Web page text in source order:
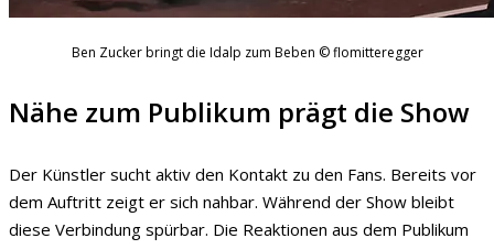
Ben Zucker bringt die Idalp zum Beben © flomitteregger
Nähe zum Publikum prägt die Show
Der Künstler sucht aktiv den Kontakt zu den Fans. Bereits vor
dem Auftritt zeigt er sich nahbar. Während der Show bleibt
diese Verbindung spürbar. Die Reaktionen aus dem Publikum